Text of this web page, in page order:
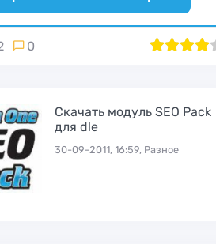
0 80
1 2 3 4
Скачать модуль SEO Pack
для dle
30-09-2011, 16:59, Разное
трафика